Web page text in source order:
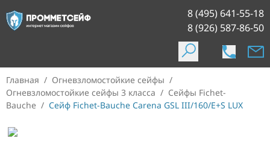
8 (495) 641-55-18
8 (926) 587-86-50
Главная / Огневзломостойкие сейфы /
Огневзломостойкие сейфы 3 класса / Сейфы Fichet-
Bauche / Сейф Fichet-Bauche Carena GSL III/160/E+S LUX